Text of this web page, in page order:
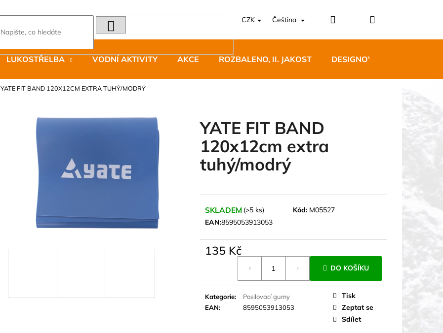
CZK Čeština PřihlášeníNákupní
LUKOSTŘELBA VODNÍ AKTIVITY AKCE ROZBALENO, II. JAKOST DESIGNOVÝ NÁBYTEK
YATE FIT BAND 120X12CM EXTRA TUHÝ/MODRÝ
YATE FIT BAND
120x12cm extra
tuhý/modrý
SKLADEM (>5 ks) Kód: M05527
EAN:8595053913053
135 Kč
DO KOŠÍKU
Kategorie:
Posilovací gumy
EAN: 8595053913053
Tisk
Zeptat se
Sdílet
Co potřebujete najít?
LAKEN LÁHEV HLINÍK FUTURA 1500
ML MODRÁ
JOMA SIERRA 25 BĚŽECKÉ TRAILOVÉ
BOTY PÁNSKÉ BLUE